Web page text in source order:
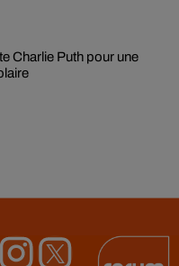
Charlie Puth pour une